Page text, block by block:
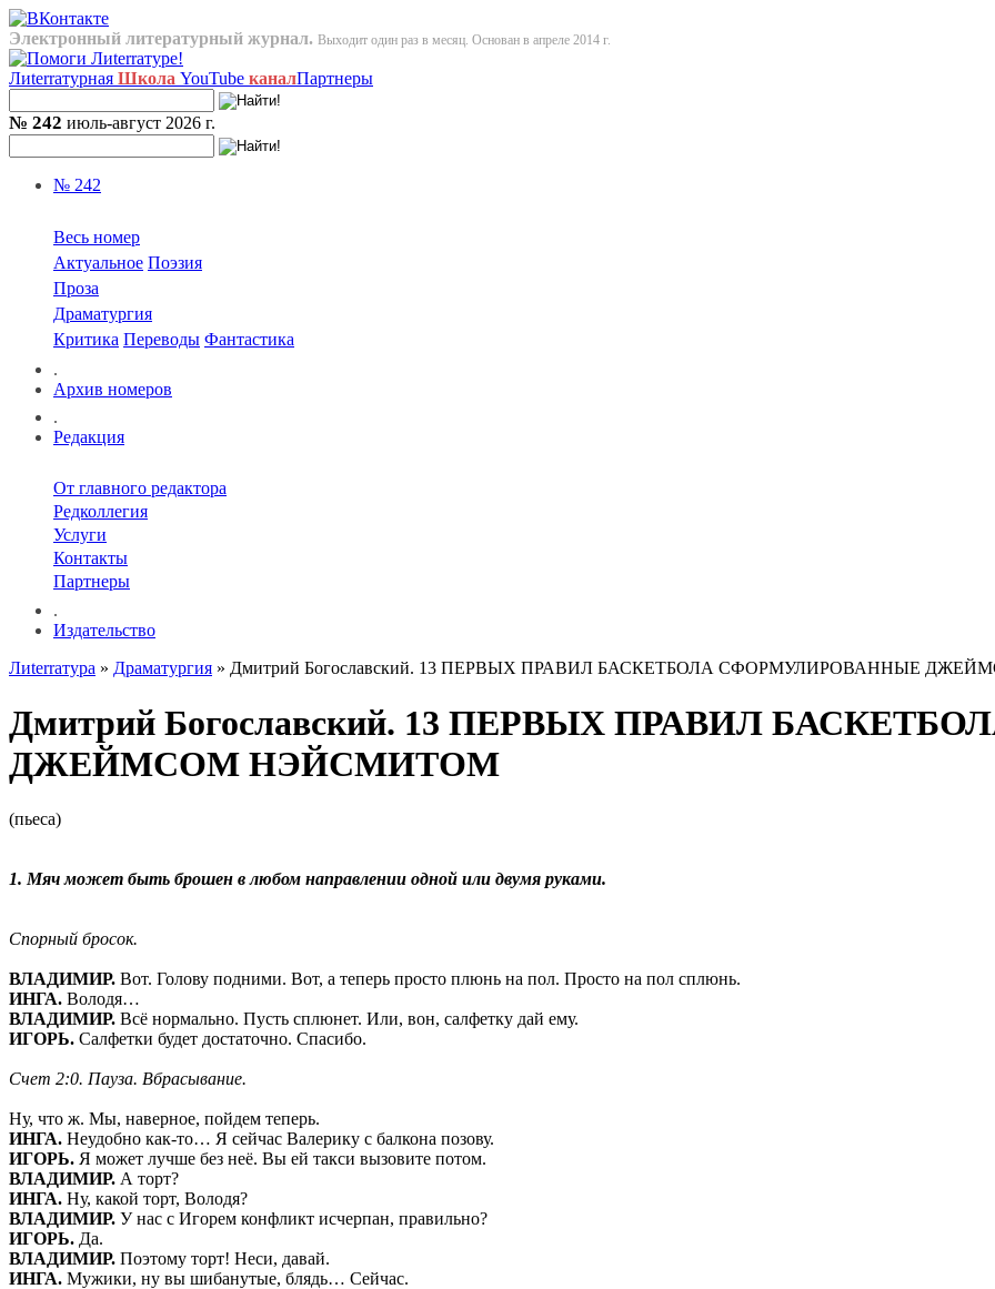
Электронный литературный журнал. Выходит один раз в месяц. Основан в апреле 2014 г.
Лиterraтурная Школа YouTube каналПартнеры
№ 242 июль-август 2026 г.
№ 242
Весь номер
Актуальное Поэзия
Проза
Драматургия
Критика Переводы Фантастика
.
Архив номеров
.
Редакция
От главного редактора
Редколлегия
Услуги
Контакты
Партнеры
.
Издательство
Лиterraтура » Драматургия » Дмитрий Богославский. 13 ПЕРВЫХ ПРАВИЛ БАСКЕТБОЛА СФОРМУЛИРОВАННЫЕ
Дмитрий Богославский. 13 ПЕРВЫХ ПРАВИЛ
ДЖЕЙМСОМ НЭЙСМИТОМ
(пьеса)
1. Мяч может быть брошен в любом направлении одной или двумя руками.
Спорный бросок.
ВЛАДИМИР. Вот. Голову подними. Вот, а теперь просто плюнь на пол. Просто на пол cплюнь.
ИНГА. Володя…
ВЛАДИМИР. Всё нормально. Пусть сплюнет. Или, вон, салфетку дай ему.
ИГОРЬ. Салфетки будет достаточно. Спасибо.
Счет 2:0. Пауза. Вбрасывание.
Ну, что ж. Мы, наверное, пойдем теперь.
ИНГА. Неудобно как-то… Я сейчас Валерику с балкона позову.
ИГОРЬ. Я может лучше без неё. Вы ей такси вызовите потом.
ВЛАДИМИР. А торт?
ИНГА. Ну, какой торт, Володя?
ВЛАДИМИР. У нас с Игорем конфликт исчерпан, правильно?
ИГОРЬ. Да.
ВЛАДИМИР. Поэтому торт! Неси, давай.
ИНГА. Мужики, ну вы шибанутые, блядь… Сейчас.